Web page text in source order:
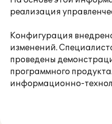
реализация
Конфигурация
изменений.
проведены
программного
информационно-